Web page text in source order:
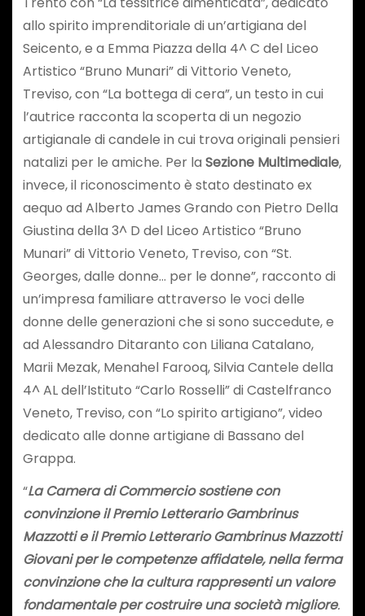
allo spirito imprenditoriale di un’artigiana del
Seicento, e a Emma Piazza della 4^ C del Liceo
Artistico “Bruno Munari” di Vittorio Veneto,
Treviso, con “La bottega di cera”, un testo in cui
l’autrice racconta la scoperta di un negozio
artigianale di candele in cui trova originali pensieri
natalizi per le amiche. Per la Sezione Multimediale,
invece, il riconoscimento è stato destinato ex
aequo ad Alberto James Grando con Pietro Della
Giustina della 3^ D del Liceo Artistico “Bruno
Munari” di Vittorio Veneto, Treviso, con “St.
Georges, dalle donne… per le donne”, racconto di
un’impresa familiare attraverso le voci delle
donne delle generazioni che si sono succedute, e
ad Alessandro Ditaranto con Liliana Catalano,
Marii Mezak, Menahel Farooq, Silvia Cantele della
4^ AL dell’Istituto “Carlo Rosselli” di Castelfranco
Veneto, Treviso, con “Lo spirito artigiano”, video
dedicato alle donne artigiane di Bassano del
Grappa.
“La Camera di Commercio sostiene con
convinzione il Premio Letterario Gambrinus
Mazzotti e il Premio Letterario Gambrinus Mazzotti
Giovani per le competenze affidatele, nella ferma
convinzione che la cultura rappresenti un valore
fondamentale per costruire una società migliore.